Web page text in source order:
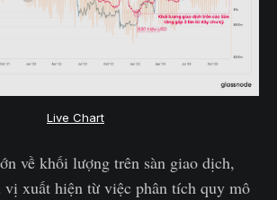
Live Chart
về khối lượng trên sàn giao dịch,
vị xuất hiện từ việc phân tích quy mô